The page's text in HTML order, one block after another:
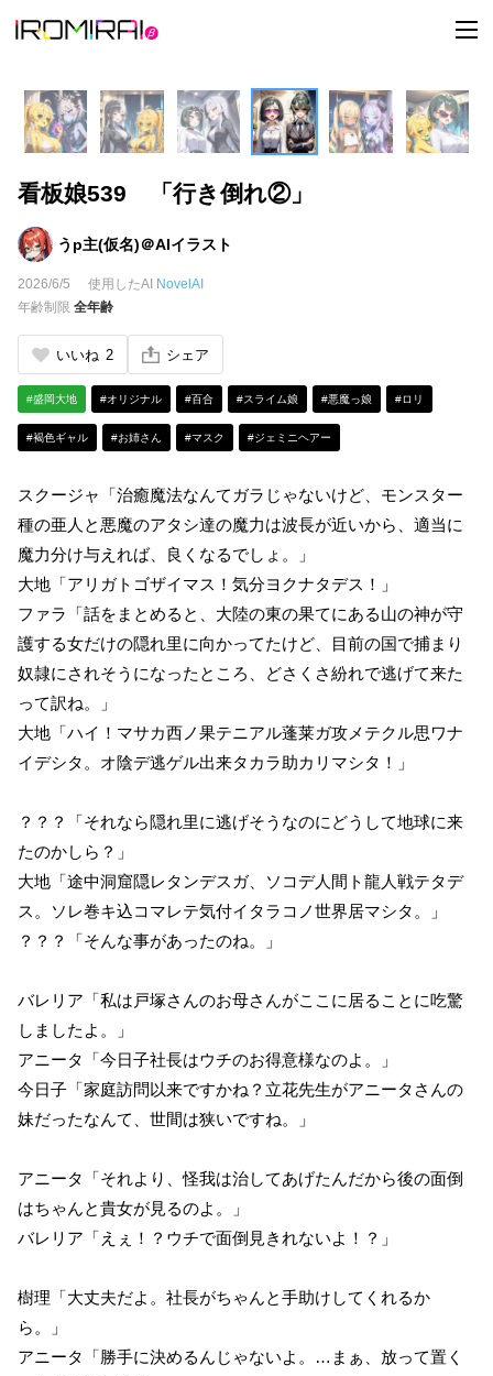
t
o
l
e
n
a
v
看板娘539 「行き倒れ②」
うp主(仮名)＠AIイラスト
2026/6/5 使用したAI NovelAI
年齢制限 全年齢
いいね 2 シェア
#盛岡大地 #オリジナル #百合 #スライム娘 #悪魔っ娘 #ロリ
#褐色ギャル #お姉さん #マスク #ジェミニヘアー
スクージャ「治癒魔法なんてガラじゃないけど、モンスター
種の亜人と悪魔のアタシ達の魔力は波長が近いから、適当に
魔力分け与えれば、良くなるでしょ。」
大地「アリガトゴザイマス！気分ヨクナタデス！」
ファラ「話をまとめると、大陸の東の果てにある山の神が守
護する女だけの隠れ里に向かってたけど、目前の国で捕まり
奴隷にされそうになったところ、どさくさ紛れで逃げて来た
って訳ね。」
大地「ハイ！マサカ西ノ果テニアル蓬莱ガ攻メテクル思ワナ
イデシタ。オ陰デ逃ゲル出来タカラ助カリマシタ！」
？？？「それなら隠れ里に逃げそうなのにどうして地球に来
たのかしら？」
大地「途中洞窟隠レタンデスガ、ソコデ人間ト龍人戦テタデ
ス。ソレ巻キ込コマレテ気付イタラコノ世界居マシタ。」
？？？「そんな事があったのね。」
バレリア「私は戸塚さんのお母さんがここに居ることに吃驚
しましたよ。」
アニータ「今日子社長はウチのお得意様なのよ。」
今日子「家庭訪問以来ですかね？立花先生がアニータさんの
妹だったなんて、世間は狭いですね。」
アニータ「それより、怪我は治してあげたんだから後の面倒
はちゃんと貴女が見るのよ。」
バレリア「えぇ！？ウチで面倒見きれないよ！？」
樹理「大丈夫だよ。社長がちゃんと手助けしてくれるか
ら。」
アニータ「勝手に決めるんじゃないよ。…まぁ、放って置く